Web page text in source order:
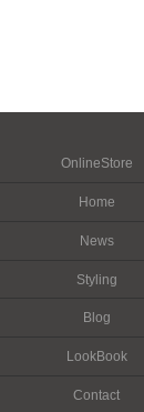
OnlineStore
Home
News
Styling
Blog
LookBook
Contact